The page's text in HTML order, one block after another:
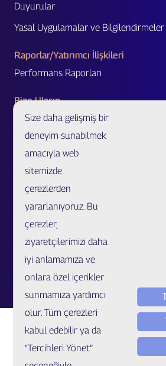
Size daha gelişmiş bir
deneyim sunabilmek
amacıyla web
sitemizde
çerezlerden
yararlanıyoruz. Bu
çerezler,
ziyaretçilerimizi daha
iyi anlamamıza ve
onlara özel içerikler
sunmamıza yardımcı
olur. Tüm çerezleri
kabul edebilir ya da
“Tercihleri Yönet”
Duyurular
Yasal Uygulamalar ve Bilgilendirmeler
Raporlar/Yatırımcı İlişkileri
Performans Raporları
Bize Ulaşın
Acente Başvurusu
Acente/Broker Bul
Bölge Müdürlükleri ve İletişim Formu
Özel Ürünler ve Uzatılmış Garanti İş
Sahtecilik Bildirim
Müşteri İlişkileri Merkezi
Kariyer
Talep / Öneri / Şikayet